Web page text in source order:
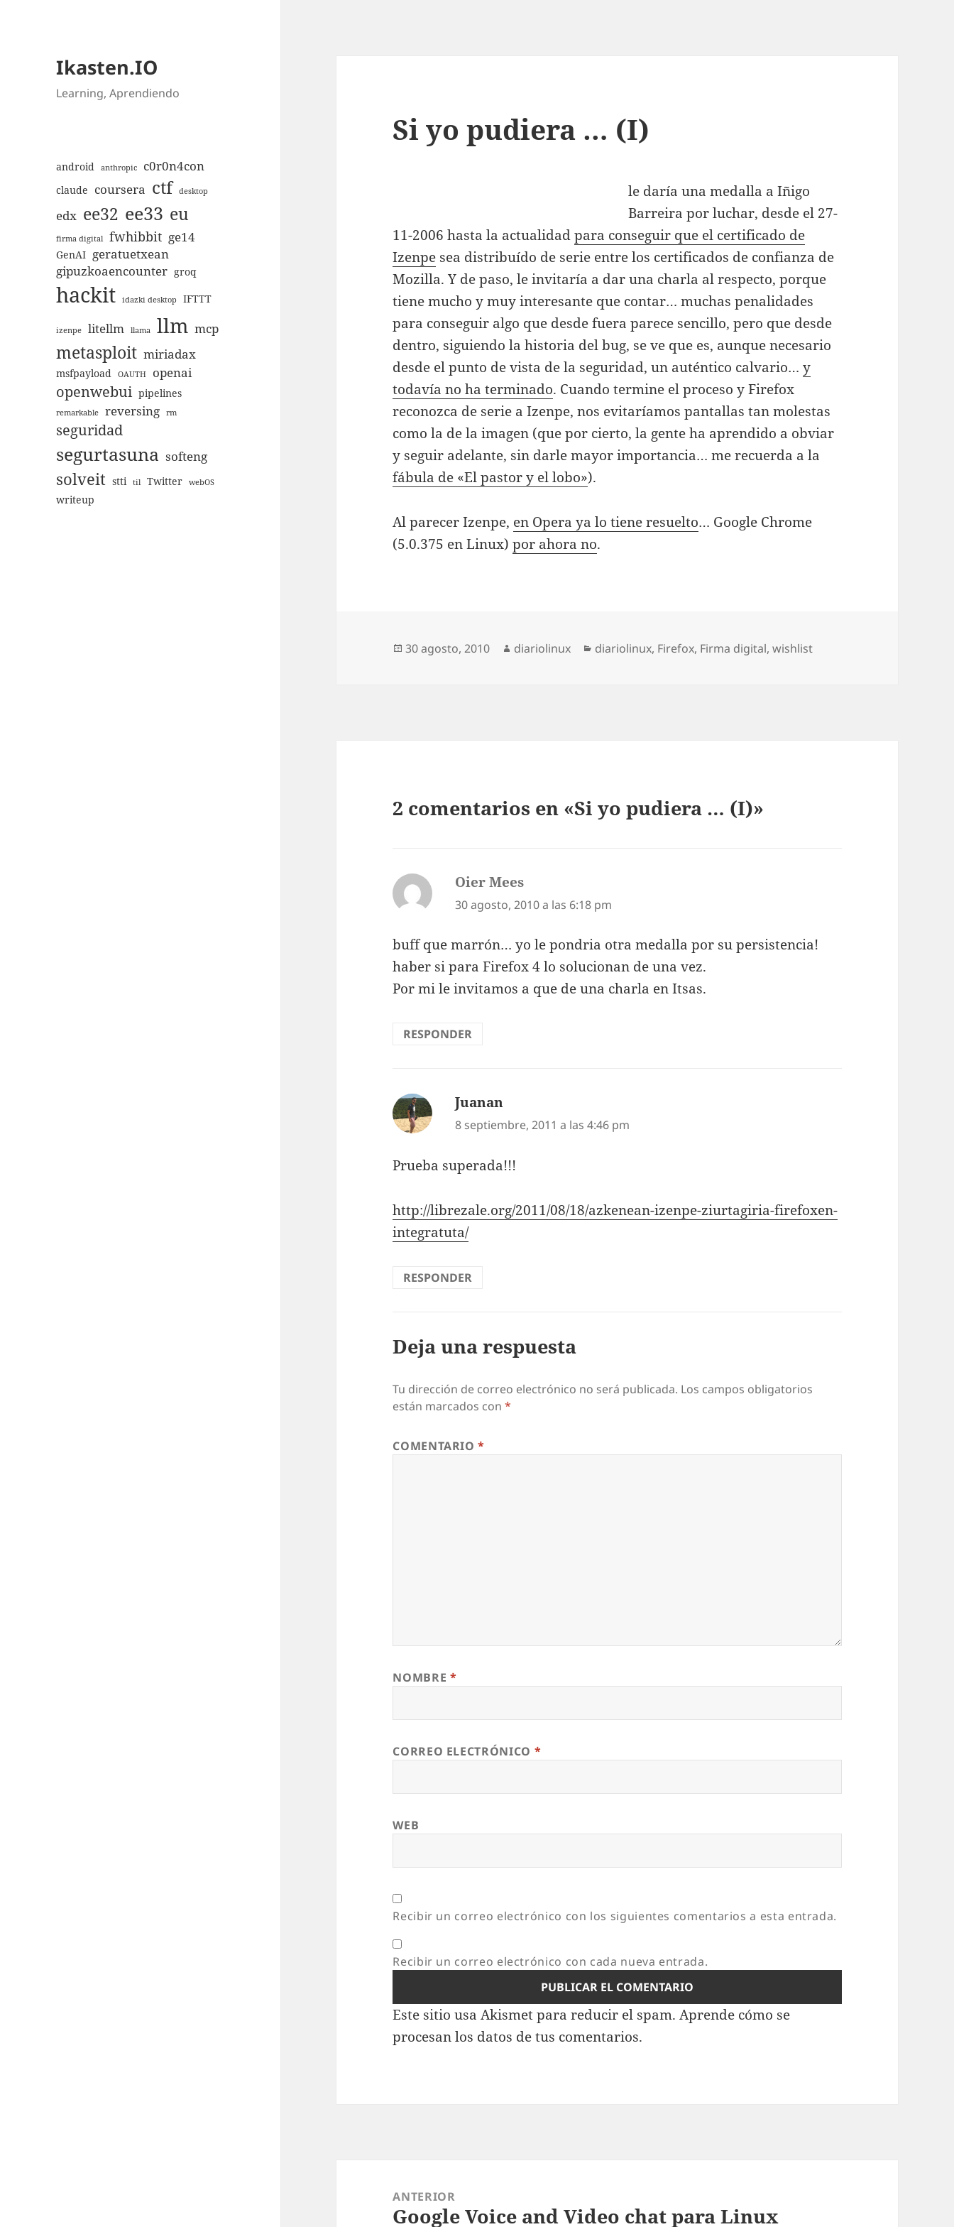
Ikasten.IO
Learning, Aprendiendo
android anthropic c0r0n4con
claude coursera ctf desktop
edx ee32 ee33 eu
firma digital fwhibbit ge14
GenAI geratuetxean
gipuzkoaencounter groq
hackit idazki desktop IFTTT
izenpe litellm llama llm mcp
metasploit miriadax
msfpayload OAUTH openai
openwebui pipelines
remarkable reversing rm
seguridad
segurtasuna softeng
solveit stti til Twitter webOS
writeup
Si yo pudiera … (I)
le daría una medalla a Iñigo
Barreira por luchar, desde el 27-
11-2006 hasta la actualidadpara conseguir que el certificado de
Izenpe sea distribuído de serie entre los certificados de confianza de
Mozilla. Y de paso, le invitaría a dar una charla al respecto, porque
tiene mucho y muy interesante que contar… muchas penalidades
para conseguir algo que desde fuera parece sencillo, pero que desde
dentro, siguiendo la historia del bug, se ve que es, aunque necesario
desde el punto de vista de la seguridad, un auténtico calvario…y
todavía no ha terminado. Cuando termine el proceso y Firefox
reconozca de serie a Izenpe, nos evitaríamos pantallas tan molestas
como la de la imagen (que por cierto, la gente ha aprendido a obviar
y seguir adelante, sin darle mayor importancia… me recuerda a la
fábula de «El pastor y el lobo»).
Al parecer Izenpe, en Opera ya lo tiene resuelto… Google Chrome
(5.0.375 en Linux)por ahora no.
Publicado
30 agosto, 2010 Autor
diariolinux Categorías
diariolinux, Firefox, Firma digital,wishlist
2 comentarios en «Si yo pudiera … (I)»
Oier Mees
30 agosto, 2010 a las 6:18 pm
buff que marrón… yo le pondria otra medalla por su persistencia!
haber si para Firefox 4 lo solucionan de una vez.
Por mi le invitamos a que de una charla en Itsas.
RESPONDER
Juanan
8 septiembre, 2011 a las 4:46 pm
Prueba superada!!!
http://librezale.org/2011/08/18/azkenean-izenpe-ziurtagiria-firefoxen-
integratuta/
RESPONDER
Deja una respuesta
Tu dirección de correo electrónico no será publicada. Los campos obligatorios
están marcados con*
COMENTARIO*
NOMBRE *
CORREO ELECTRÓNICO *
WEB
Recibir un correo electrónico con los siguientes comentarios a esta entrada.
Recibir un correo electrónico con cada nueva entrada.
Este sitio usa Akismet para reducir el spam.Aprende cómo se
procesan los datos de tus comentarios.
entradas
ANTERIOR
Entrada
Google Voice and Video chat para Linux